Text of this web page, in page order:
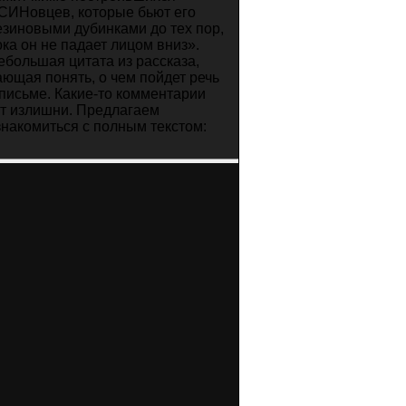
которые бьют его
дубинками до тех пор,
он не падает лицом вниз».
цитата из рассказа,
понять, о чем пойдет речь
Какие-то комментарии
излишни. Предлагаем
с полным текстом: